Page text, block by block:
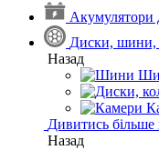
Акумулятори
Диски, шини,
Назад
Дивитись більше
Назад